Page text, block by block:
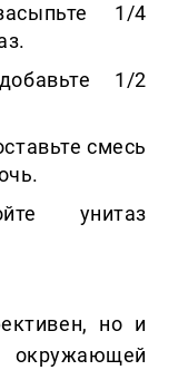
1/4
1/2
смесь
унитаз
но и
окружающей